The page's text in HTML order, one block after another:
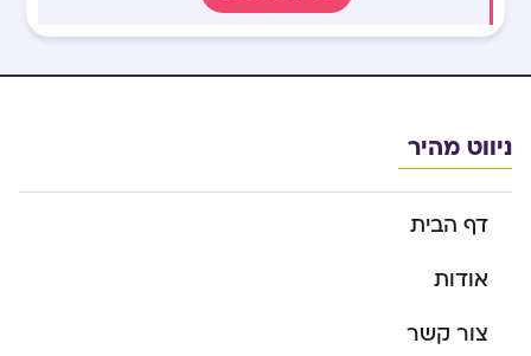
ניווט מהיר
דף הבית
אודות
צור קשר